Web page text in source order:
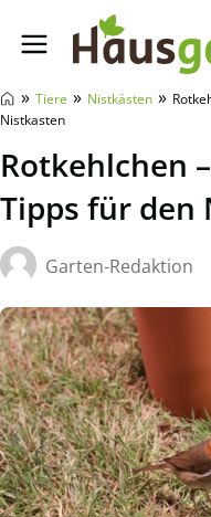
» Tiere » Nistkästen »
Nistkasten
Rotkehlchen
Tipps für den
Garten-Redaktion